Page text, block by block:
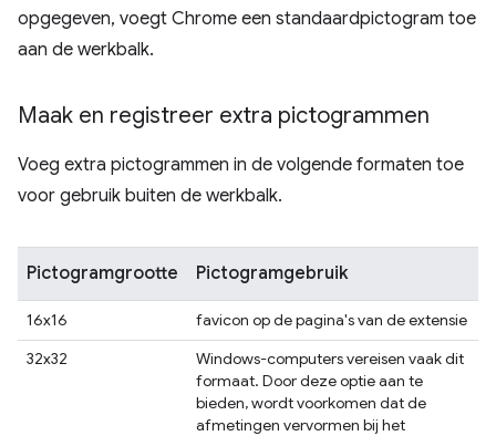
opgegeven, voegt Chrome een standaardpictogram toe
aan de werkbalk.
Maak en registreer extra pictogrammen
Voeg extra pictogrammen in de volgende formaten toe
voor gebruik buiten de werkbalk.
Pictogramgrootte Pictogramgebruik
16x16
favicon op de pagina's van de extensie
32x32
Windows-computers vereisen vaak dit
formaat. Door deze optie aan te
bieden, wordt voorkomen dat de
afmetingen vervormen bij het